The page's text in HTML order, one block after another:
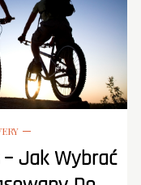
Jak Wybrać